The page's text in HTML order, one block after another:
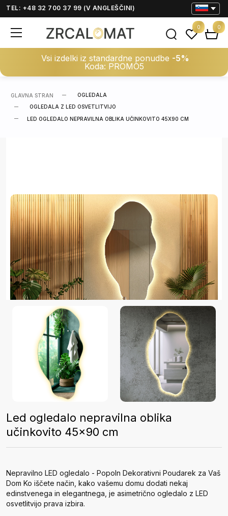
TEL: +48 32 700 37 99 (V ANGLEŠČINI)
Vsi izdelki iz standardne ponudbe -5%
Koda: PROMO5
0 0
GLAVNA STRAN
OGLEDALA
OGLEDALA Z LED OSVETLITVIJO
LED OGLEDALO NEPRAVILNA OBLIKA UČINKOVITO 45X90 CM
Led ogledalo nepravilna oblika
učinkovito 45x90 cm
Nepravilno LED ogledalo - Popoln Dekorativni Poudarek za Vaš
Dom Ko iščete način, kako vašemu domu dodati nekaj
edinstvenega in elegantnega, je asimetrično ogledalo z LED
osvetlitvijo prava izbira.